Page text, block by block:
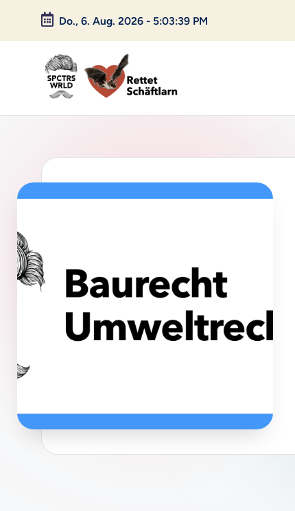
Skip
Do., 6. Aug. 2026 - 5:03:39 PM